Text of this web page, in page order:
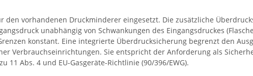
den vorhandenen Druckminderer eingesetzt. Die zusätzliche
unabhängig von Schwankungen des Eingangsdruckes
konstant. Eine integrierte Überdrucksicherung begrenzt den
Verbrauchseinrichtungen. Sie entspricht der Anforderung als
11 Abs. 4 und EU-Gasgeräte-Richtlinie (90/396/EWG).